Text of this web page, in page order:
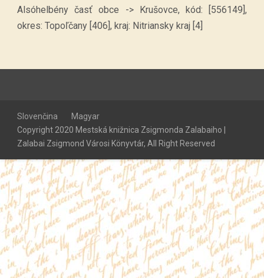
Alsóhelbény časť obce -> Krušovce, kód: [556149],
okres: Topoľčany [406], kraj: Nitriansky kraj [4]
Slovenčina
Magyar
Copyright 2020 Mestská knižnica Zsigmonda Zalabaiho |
Zalabai Zsigmond Városi Könyvtár, All Right Reserved